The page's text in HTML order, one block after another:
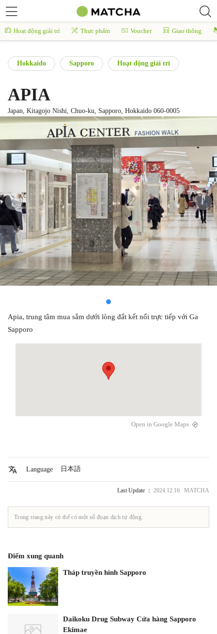
Hoạt động giải trí Thực phẩm Voucher Giao thông
Hokkaido Sapporo Hoạt động giải trí
APIA
Japan, Kitagojo Nishi, Chuo-ku, Sapporo, Hokkaido 060-0005
Apia, trung tâm mua sắm dưới lòng đất kết nối trực tiếp với Ga
Sapporo
Open in Google Maps
Language 日本語
Last Update ： 2024.12.16 MATCHA
Trong trang này có thể có một số đoạn dịch tự động.
Điểm xung quanh
Tháp truyền hình Sapporo
Daikoku Drug Subway Cửa hàng Sapporo
Ekimae